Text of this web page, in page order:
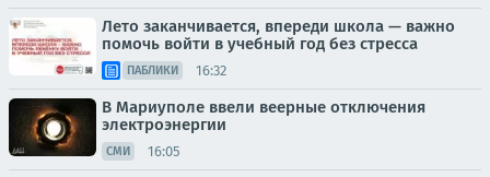
Лето заканчивается, впереди школа — важно
помочь войти в учебный год без стресса
ПАБЛИКИ 16:32
В Мариуполе ввели веерные отключения
электроэнергии
СМИ 16:05